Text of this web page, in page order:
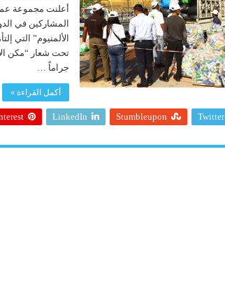
أعلنت مجموعة
جراماً …
أكمل القراءة »
Twitter
Stumbleupon
LinkedIn